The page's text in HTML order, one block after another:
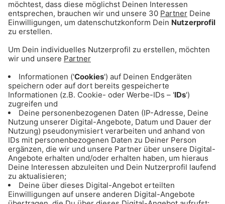
Magic Bavaria auf Instagram
Magic Bavaria auf Facebook
31.05.2024